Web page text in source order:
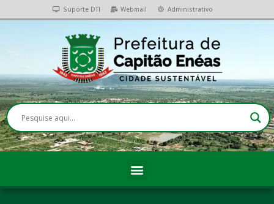
Suporte DTI Webmail Administrativo